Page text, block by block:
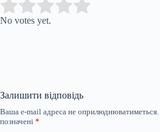
Rate this item:
No votes yet.
Залишити відповідь
Ваша e-mail адреса не оприлюднюватиметься.
позначені *